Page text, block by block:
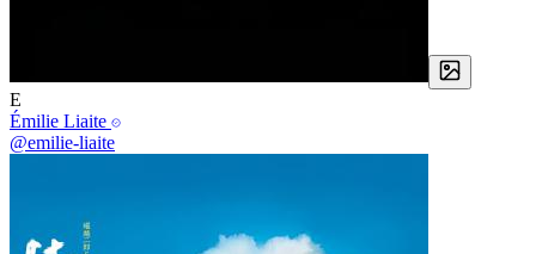
E
Émilie Liaite
@emilie-liaite